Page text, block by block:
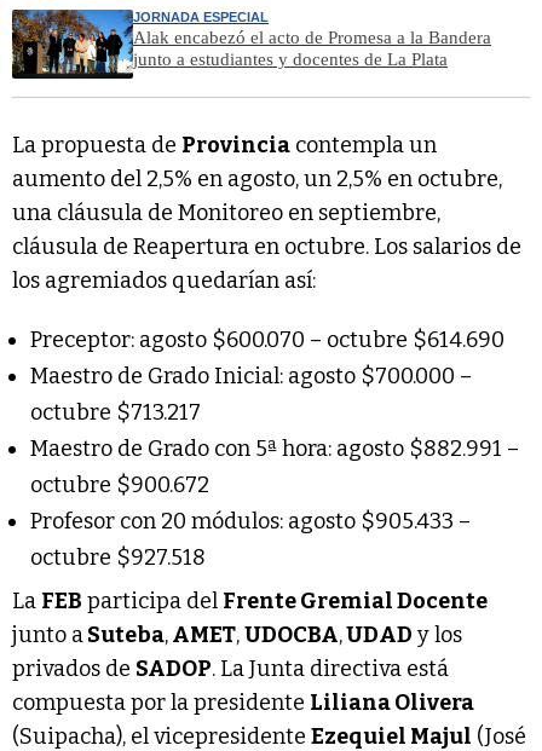
JORNADA ESPECIAL
Alak encabezó el acto de Promesa a la Bandera
junto a estudiantes y docentes de La Plata
La propuesta de Provincia contempla un
aumento del 2,5% en agosto, un 2,5% en octubre,
una cláusula de Monitoreo en septiembre,
cláusula de Reapertura en octubre. Los salarios de
los agremiados quedarían así:
Preceptor: agosto $600.070 – octubre $614.690
Maestro de Grado Inicial: agosto $700.000 –
octubre $713.217
Maestro de Grado con 5ª hora: agosto $882.991 –
octubre $900.672
Profesor con 20 módulos: agosto $905.433 –
octubre $927.518
La FEB participa del Frente Gremial Docente
junto aSuteba,AMET,UDOCBA,UDAD y los
privados de SADOP. La Junta directiva está
compuesta por la presidente Liliana Olivera
(Suipacha), el vicepresidente Ezequiel Majul (José